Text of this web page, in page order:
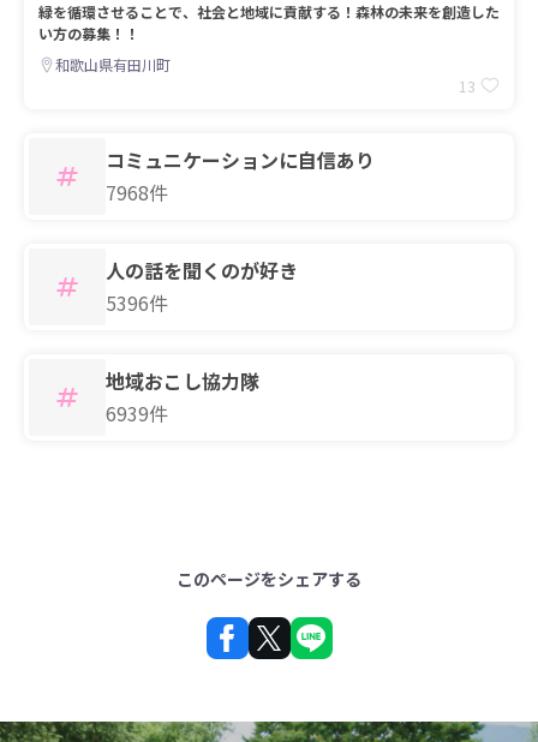
緑を循環させることで、社会と地域に貢献する！森林の未来を創造した
い方の募集！！
和歌山県有田川町
13
コミュニケーションに自信あり
7968件
人の話を聞くのが好き
5396件
地域おこし協力隊
6939件
このページをシェアする